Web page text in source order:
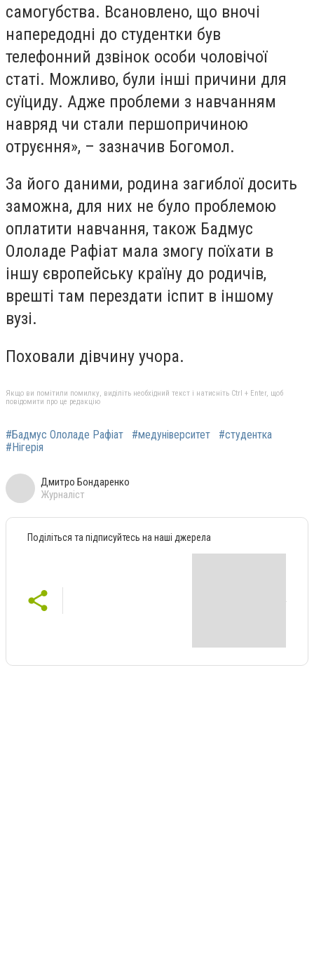
самогубства. Всановлено, що вночі
напередодні до студентки був
телефонний дзвінок особи чоловічої
статі. Можливо, були інші причини для
суїциду. Адже проблеми з навчанням
навряд чи стали першопричиною
отруєння», – зазначив Богомол.
За його даними, родина загиблої досить
заможна, для них не було проблемою
оплатити навчання, також Бадмус
Ололаде Рафіат мала змогу поїхати в
іншу європейську країну до родичів,
врешті там перездати іспит в іншому
вузі.
Поховали дівчину учора.
Якщо ви помітили помилку, виділіть необхідний текст і натисніть Ctrl + Enter, щоб
повідомити про це редакцію
#Бадмус Ололаде Рафіат #медуніверситет
#студентка
#Нігерія
Дмитро Бондаренко
Журналіст
Поділіться та підписуйтесь на наші джерела